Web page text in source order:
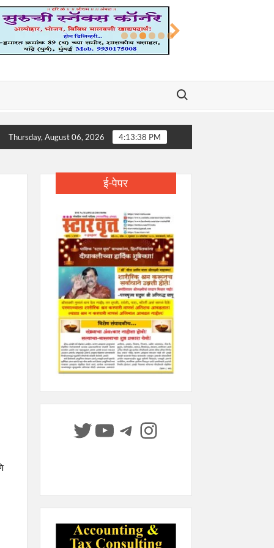
Search for:
पद्मश्री डॉ. डी. वाय. पाटील यांचे निधन; शिक्षण, आरोग्य आणि समाजकारणातील
Thursday, August 06, 2026 4:13:38 PM
ई-पेपर
Twitter
YouTube
Telegram
Instagram